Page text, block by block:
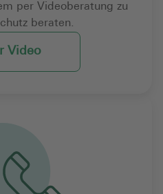
per Videoberatung zu
beraten.
Video